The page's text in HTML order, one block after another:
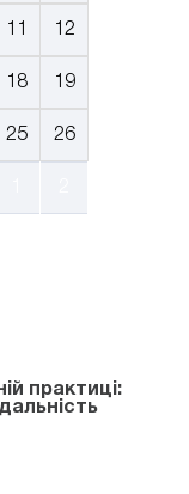
12
18 19
25 26
практиці: